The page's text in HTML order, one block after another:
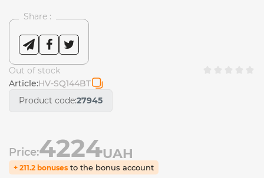
Share :
Out of stock
Article:HV-SQ144BT
Product code:27945
Price:4224UAH
+ 211.2 bonuses to the bonus account